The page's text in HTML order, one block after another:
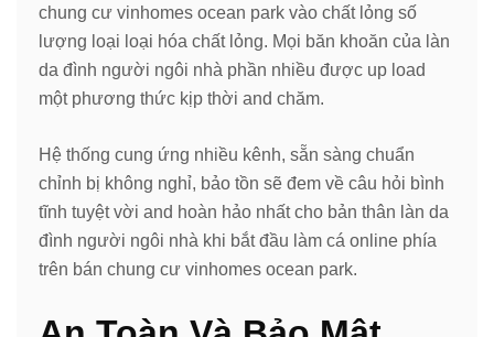
chung cư vinhomes ocean park vào chất lỏng số
lượng loại loại hóa chất lỏng. Mọi băn khoăn của làn
da đình người ngôi nhà phần nhiều được up load
một phương thức kịp thời and chăm.
Hệ thống cung ứng nhiều kênh, sẵn sàng chuẩn
chỉnh bị không nghỉ, bảo tồn sẽ đem về câu hỏi bình
tĩnh tuyệt vời and hoàn hảo nhất cho bản thân làn da
đình người ngôi nhà khi bắt đầu làm cá online phía
trên bán chung cư vinhomes ocean park.